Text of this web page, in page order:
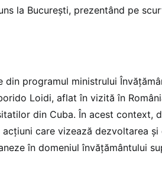
la București, prezentând pe
din programul ministrului
Loidi, aflat în vizită în
din Cuba. În acest context,
care vizează dezvoltarea
în domeniul învățământului